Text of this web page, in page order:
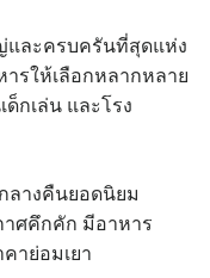
และครบครันที่สุดแห่ง
รให้เลือกหลากหลาย
กเล่น และโรง
ลางคืนยอดนิยม
ศคึกคัก มีอาหาร
าย่อมเยา